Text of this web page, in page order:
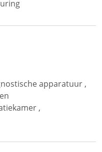
apparatuur ,
,